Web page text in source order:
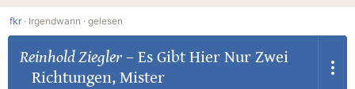
fkr · Irgendwann · gelesen
Reinhold Ziegler– Es Gibt Hier Nur Zwei
Richtungen, Mister